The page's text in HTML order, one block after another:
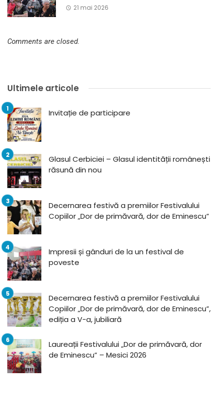
21 mai 2026
Comments are closed.
Ultimele articole
Invitație de participare
Glasul Cerbiciei – Glasul identității românești
răsună din nou
Decernarea festivă a premiilor Festivalului
Copiilor „Dor de primăvară, dor de Eminescu”
Impresii și gânduri de la un festival de
poveste
Decernarea festivă a premiilor Festivalului
Copiilor „Dor de primăvară, dor de Eminescu”,
ediția a V-a, jubiliară
Laureații Festivalului „Dor de primăvară, dor
de Eminescu” – Mesici 2026